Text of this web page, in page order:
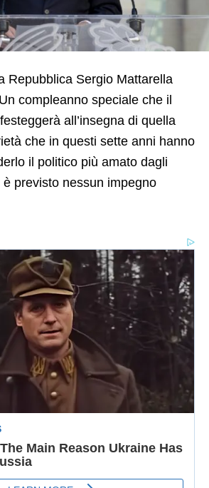
Repubblica Sergio Mattarella
compleanno speciale che il
all’insegna di quella
che in questi sette anni hanno
il politico più amato dagli
previsto nessun impegno